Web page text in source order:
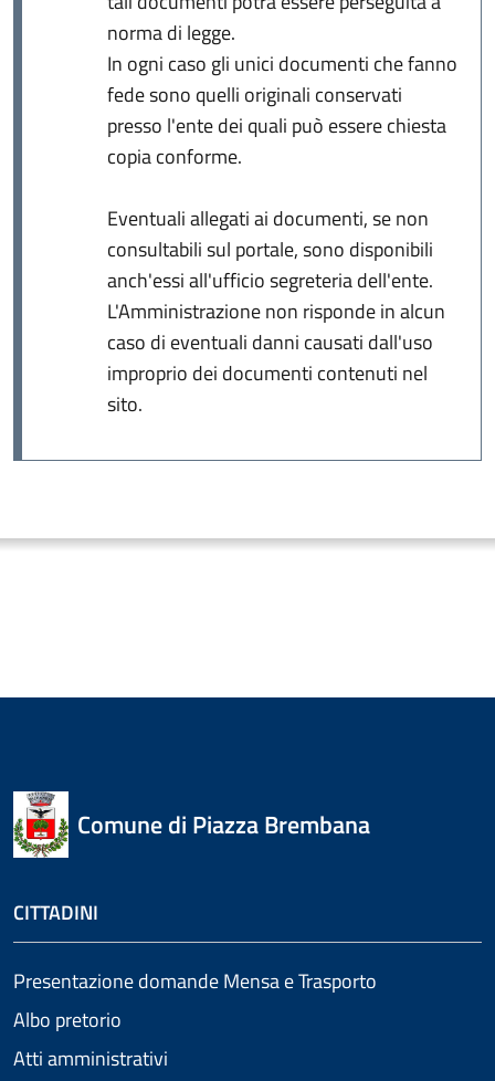
norma di legge.
In ogni caso gli unici documenti che fanno
fede sono quelli originali conservati
presso l'ente dei quali può essere chiesta
copia conforme.
Eventuali allegati ai documenti, se non
consultabili sul portale, sono disponibili
anch'essi all'ufficio segreteria dell'ente.
L'Amministrazione non risponde in alcun
caso di eventuali danni causati dall'uso
improprio dei documenti contenuti nel
sito.
Comune di Piazza Brembana
CITTADINI
Presentazione domande Mensa e Trasporto
Albo pretorio
Atti amministrativi